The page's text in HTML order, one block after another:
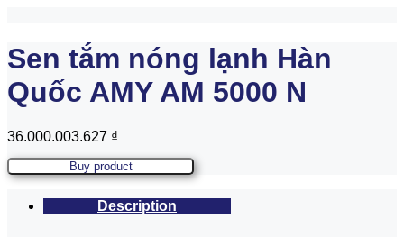
Sen tắm nóng lạnh Hàn
Quốc AMY AM 5000 N
36.000.003.627 ₫
Buy product
Description